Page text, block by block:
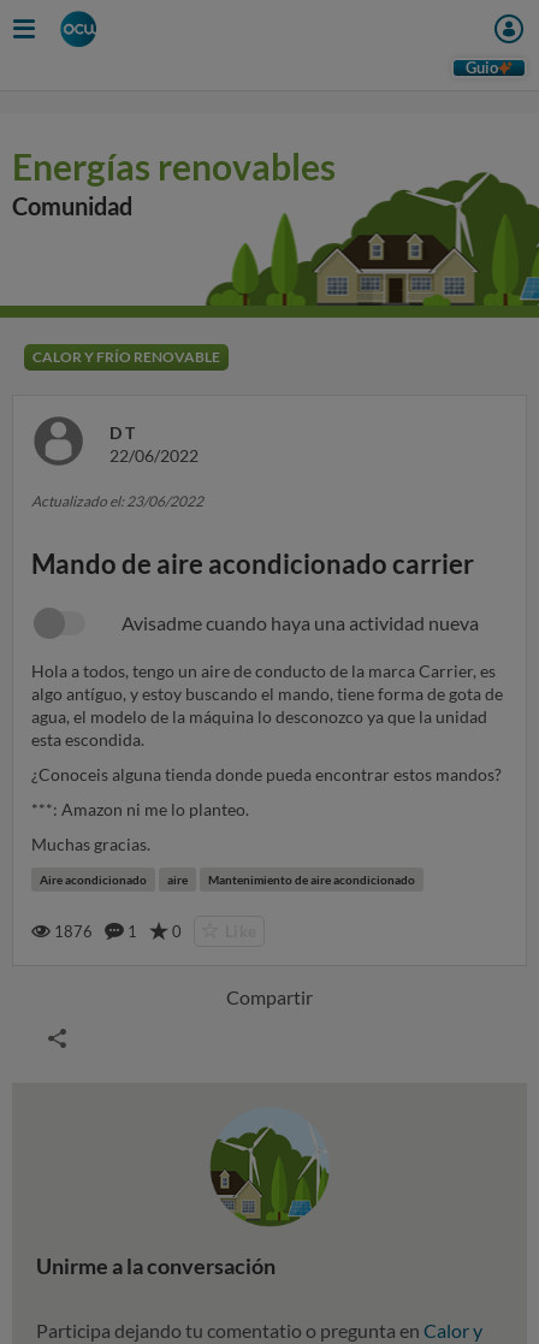
Guio
Energías renovables
Comunidad
CALOR Y FRÍO RENOVABLE
D T
22/06/2022
Actualizado el: 23/06/2022
Mando de aire acondicionado carrier
Avisadme cuando haya una actividad nueva
Hola a todos, tengo un aire de conducto de la marca Carrier, es
algo antíguo, y estoy buscando el mando, tiene forma de gota de
agua, el modelo de la máquina lo desconozco ya que la unidad
esta escondida.
¿Conoceis alguna tienda donde pueda encontrar estos mandos?
***: Amazon ni me lo planteo.
Muchas gracias.
Aire acondicionado aire Mantenimiento de aire acondicionado
1876 1 0
Compartir
Unirme a la conversación
Participa dejando tu comentatio o pregunta en Calor y